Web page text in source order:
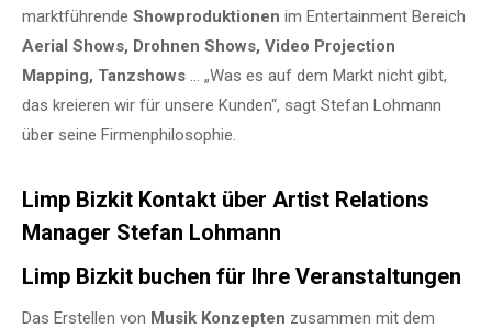
marktführende Showproduktionen im Entertainment Bereich
Aerial Shows, Drohnen Shows, Video Projection
Mapping, Tanzshows
… „Was es auf dem Markt nicht gibt,
das kreieren wir für unsere Kunden“, sagt Stefan Lohmann
über seine Firmenphilosophie.
Limp Bizkit Kontakt über Artist Relations
Manager Stefan Lohmann
Limp Bizkit buchen für Ihre Veranstaltungen
Das Erstellen von Musik Konzepten zusammen mit dem